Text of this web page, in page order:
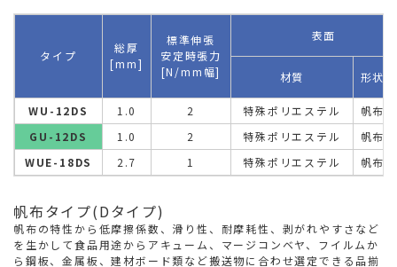
タイプ
総厚
[mm]
標準伸張
安定時張力
[N/mm幅]
表面
材質 形状
WU-12DS 1.0 2 特殊ポリエステル
帆布
GU-12DS
1.0 2 特殊ポリエステル
帆布
WUE-18DS
2.7 1 特殊ポリエステル 帆布
帆布タイプ(Dタイプ)
帆布の特性から低摩擦係数、滑り性、耐摩耗性、剥がれやすさなど
を生かして食品用途からアキューム、マージコンベヤ、フイルムか
ら鋼板、金属板、建材ボード類など搬送物に合わせ選定できる品揃